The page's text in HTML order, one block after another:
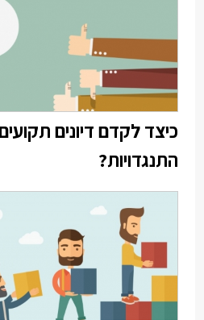
כיצד לקדם דיונים
התנגדויות?